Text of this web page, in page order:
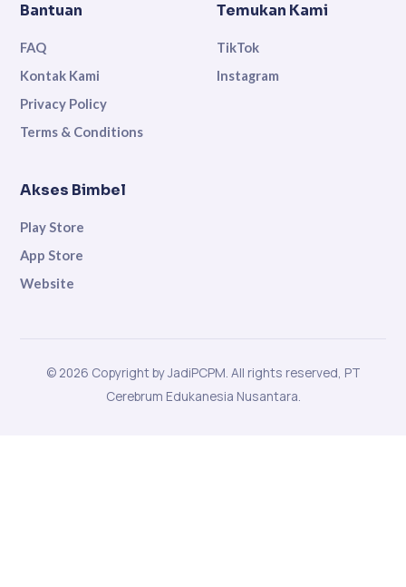
Bantuan
FAQ
Kontak Kami
Privacy Policy
Terms & Conditions
Temukan Kami
TikTok
Instagram
Akses Bimbel
Play Store
App Store
Website
© 2026 Copyright by JadiPCPM. All rights reserved, PT
Cerebrum Edukanesia Nusantara.